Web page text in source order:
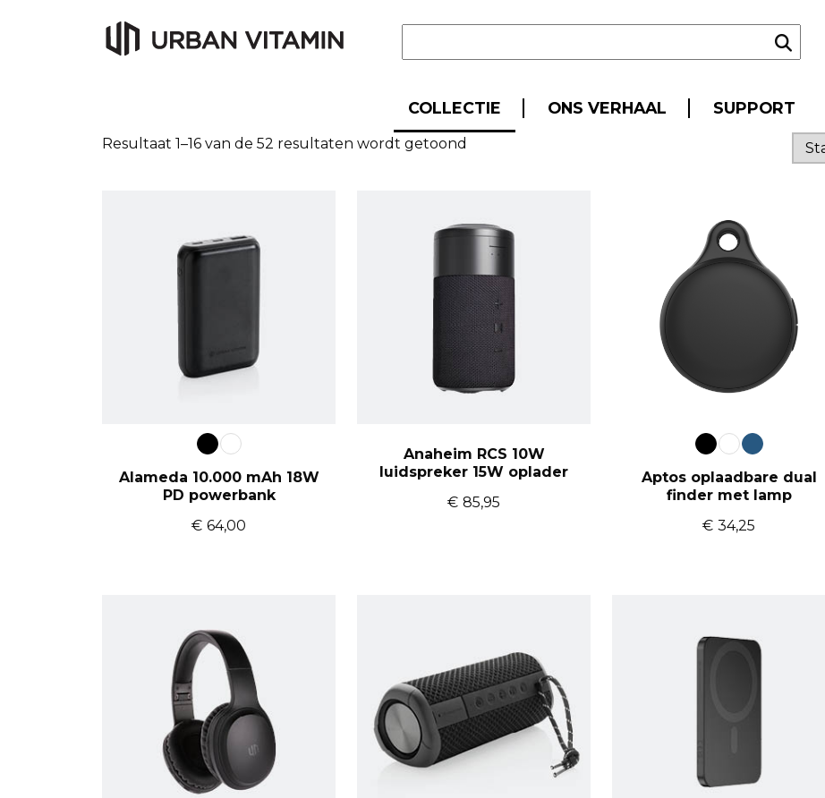
COLLECTIE ONS VERHAAL SUPPORT
COLLECTIE
Resultaat 1–16 van de 52 resultaten wordt getoond
Alameda 10.000 mAh 18W
PD powerbank
€ 64,00
Anaheim RCS 10W
luidspreker 15W oplader
€ 85,95
Aptos oplaadbare dual
finder met lamp
€ 34,25